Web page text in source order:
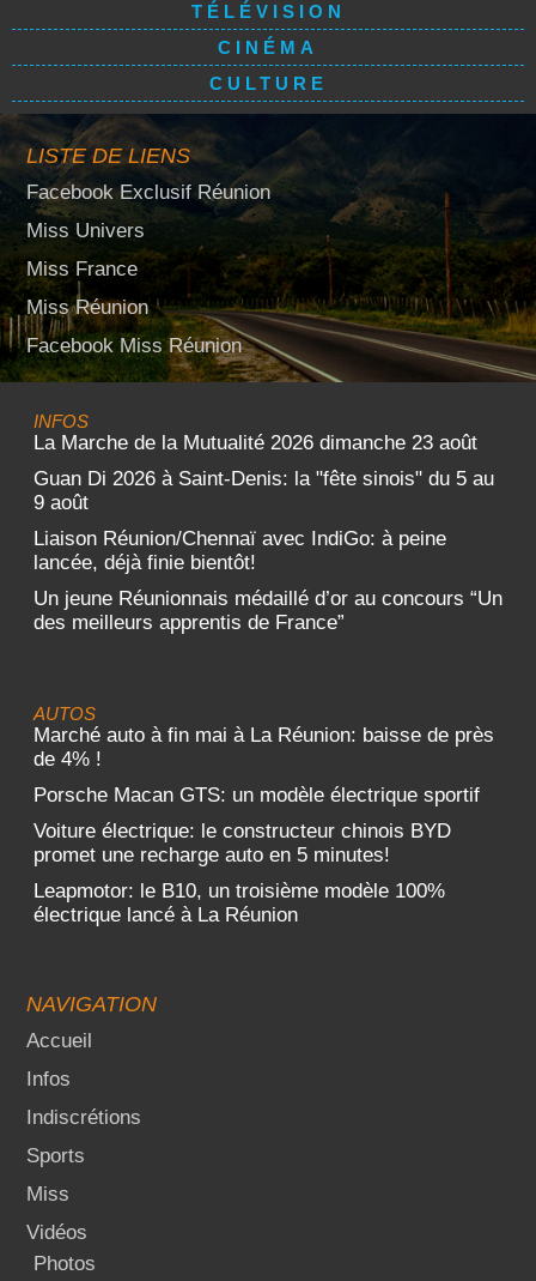
TÉLÉVISION
CINÉMA
CULTURE
LISTE DE LIENS
Facebook Exclusif Réunion
Miss Univers
Miss France
Miss Réunion
Facebook Miss Réunion
INFOS
La Marche de la Mutualité 2026 dimanche 23 août
Guan Di 2026 à Saint-Denis: la "fête sinois" du 5 au
9 août
Liaison Réunion/Chennaï avec IndiGo: à peine
lancée, déjà finie bientôt!
Un jeune Réunionnais médaillé d’or au concours “Un
des meilleurs apprentis de France”
AUTOS
Marché auto à fin mai à La Réunion: baisse de près
de 4% !
Porsche Macan GTS: un modèle électrique sportif
Voiture électrique: le constructeur chinois BYD
promet une recharge auto en 5 minutes!
Leapmotor: le B10, un troisième modèle 100%
électrique lancé à La Réunion
NAVIGATION
Accueil
Infos
Indiscrétions
Sports
Miss
Vidéos
Photos